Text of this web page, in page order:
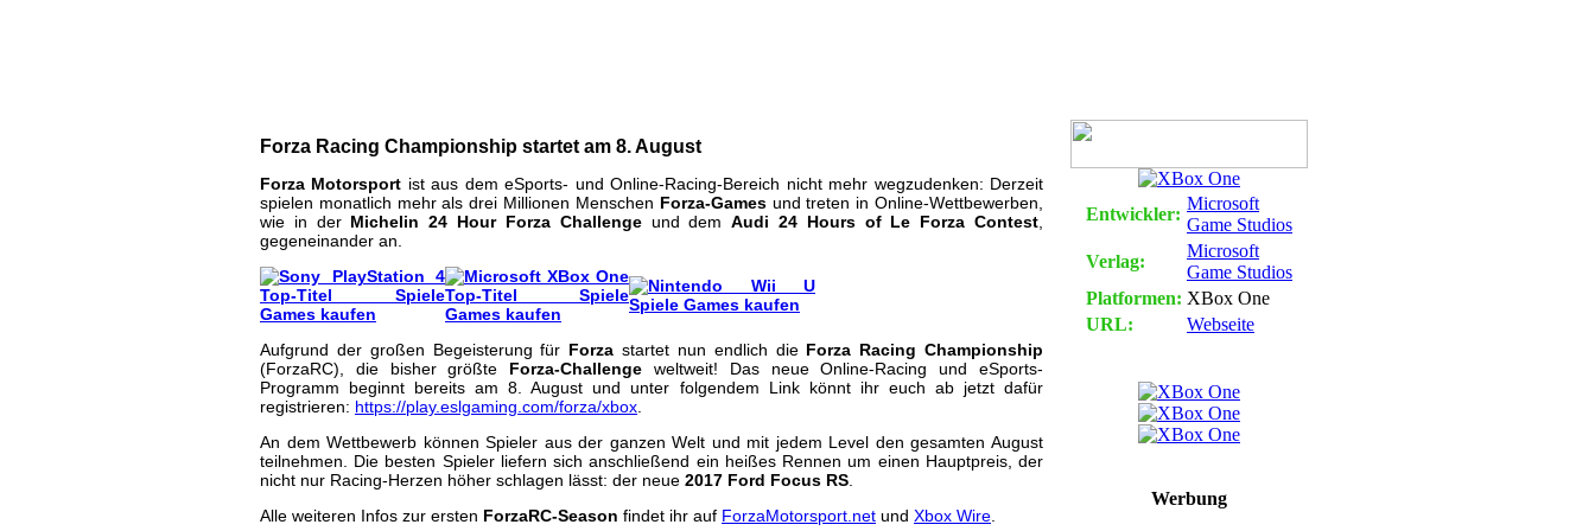
Forza Racing Championship startet am 8. August
Forza Motorsport ist aus dem eSports- und Online-Racing-Bereich nicht mehr wegzudenken: Derzeit
spielen monatlich mehr als drei Millionen Menschen Forza-Gamesund treten in Online-Wettbewerben,
wie in der Michelin 24 Hour Forza Challengeund demAudi 24 Hours of Le Forza Contest
gegeneinander an.
Aufgrund der großen Begeisterung für Forzastartet nun endlich dieForza Racing Championship
(ForzaRC), die bisher größte Forza-Challenge weltweit! Das neue Online-Racing und eSports-
Programm beginnt bereits am 8. August und unter folgendem Link könnt ihr euch ab jetzt dafür
registrieren: https://play.eslgaming.com/forza/xbox
An dem Wettbewerb können Spieler aus der ganzen Welt und mit jedem Level den gesamten August
teilnehmen. Die besten Spieler liefern sich anschließend ein heißes Rennen um einen Hauptpreis, der
nicht nur Racing-Herzen höher schlagen lässt: der neue 2017 Ford Focus RS
Alle weiteren Infos zur ersten ForzaRC-Season findet ihr auf ForzaMotorsport.net und Xbox Wire
Entwickler:
Microsoft
Game Studios
Verlag:
Microsoft
Game Studios
Platformen: XBox One
URL:
Webseite
Werbung